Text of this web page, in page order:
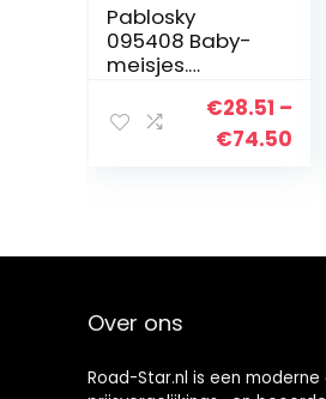
Pablosky
095408 Baby-
meisjes.
€28.51 –
€74.50
Over ons
Road-Star.nl is een